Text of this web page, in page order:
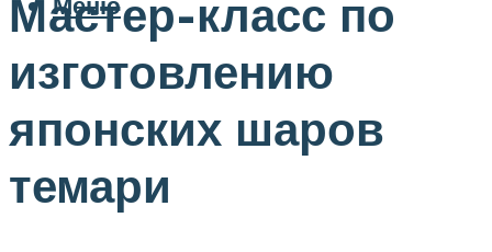
Мастер-класс по
изготовлению
японских шаров
темари